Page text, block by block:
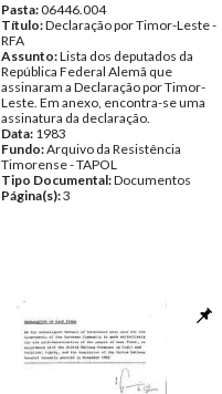
Pasta:06446.004
Título:Declaração por Timor-Leste -
RFA
Assunto:Lista dos deputados da
República Federal Alemã que
assinaram a Declaração por Timor-
Leste. Em anexo, encontra-se uma
assinatura da declaração.
Data: 1983
Fundo:Arquivo da Resistência
Timorense - TAPOL
Tipo Documental:Documentos
Página(s):3